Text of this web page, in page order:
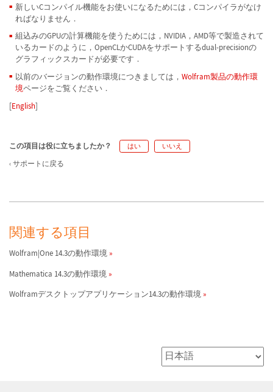
新しいCコンパイル機能をお使いになるためには，Cコンパイラがなけ
ればなりません．
組込みのGPUの計算機能を使うためには，NVIDIA，AMD等で製造されて
いるカードのように，OpenCLかCUDAをサポートするdual-precisionの
グラフィックスカードが必要です．
以前のバージョンの動作環境につきましては， Wolfram製品の動作環
境ページをご覧ください．
[English]
この項目は役に立ちましたか？ はい いいえ
サポートに戻る
関連する項目
Wolfram|One 14.3の動作環境
Mathematica 14.3の動作環境
Wolframデスクトップアプリケーション14.3の動作環境